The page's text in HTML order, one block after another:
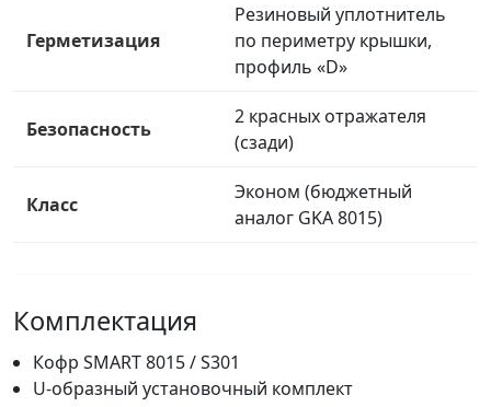
Герметизация
Резиновый уплотнитель
по периметру крышки,
профиль «D»
Безопасность
2 красных отражателя
(сзади)
Класс
Эконом (бюджетный
аналог GKA 8015)
Комплектация
Кофр SMART 8015 / S301
U-образный установочный комплект